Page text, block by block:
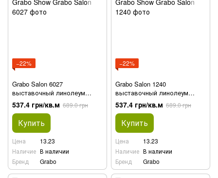
−22%
Grabo Salon 6027
выставочный линолеум
Grabo Show
537.4 грн/кв.м 689.0 грн
Купить
Цена
13.23
Наличие В наличии
Бренд
Grabo
−22%
Grabo Salon 1240
выставочный линолеум
Grabo Show
537.4 грн/кв.м 689.0 грн
Купить
Цена
13.23
Наличие В наличии
Бренд
Grabo